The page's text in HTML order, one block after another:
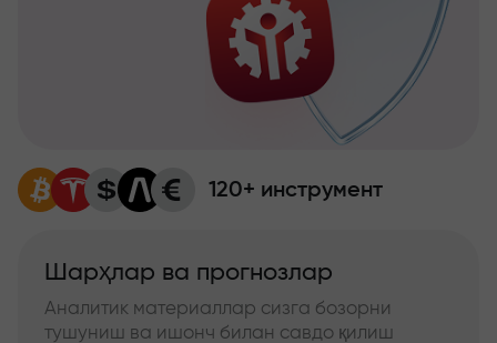
120+ инструмент
Шарҳлар ва прогнозлар
Аналитик материаллар сизга бозорни
тушуниш ва ишонч билан савдо қилиш